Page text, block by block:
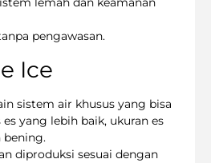
pengawasan.
Ice
sistem air khusus yang bisa
yang lebih baik, ukuran es
bening.
diproduksi sesuai dengan